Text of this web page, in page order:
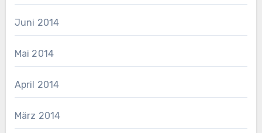
Juni 2014
Mai 2014
April 2014
März 2014